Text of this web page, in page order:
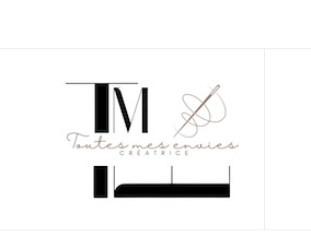
Toutes mes envies
Couture, accessoires, mode, bijoux …